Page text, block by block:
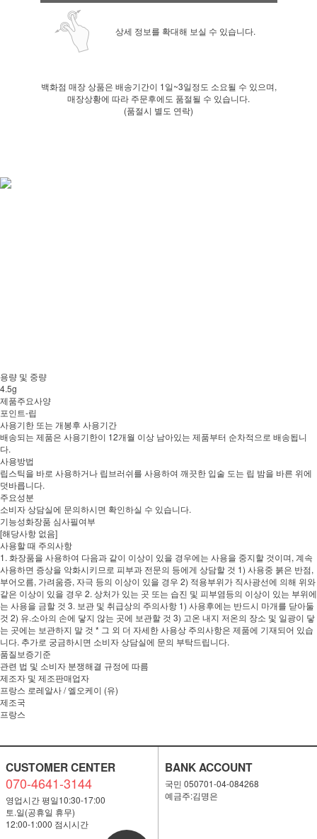
상세 정보를 확대해 보실 수 있습니다.
백화점 매장 상품은 배송기간이 1일~3일정도 소요될 수 있으며,
매장상황에 따라 주문후에도 품절될 수 있습니다.
(품절시 별도 연락)
용량 및 중량
4.5g
제품주요사양
포인트-립
사용기한 또는 개봉후 사용기간
배송되는 제품은 사용기한이 12개월 이상 남아있는 제품부터 순차적으로 배송됩니
다.
사용방법
립스틱을 바로 사용하거나 립브러쉬를 사용하여 깨끗한 입술 도는 립 밤을 바른 위에
덧바릅니다.
주요성분
소비자 상담실에 문의하시면 확인하실 수 있습니다.
기능성화장품 심사필여부
[해당사항 없음]
사용할 때 주의사항
1. 화장품을 사용하여 다음과 같이 이상이 있을 경우에는 사용을 중지할 것이며, 계속
사용하면 증상을 악화시키므로 피부과 전문의 등에게 상담할 것 1) 사용중 붉은 반점,
부어오름, 가려움증, 자극 등의 이상이 있을 경우 2) 적용부위가 직사광선에 의해 위와
같은 이상이 있을 경우 2. 상처가 있는 곳 또는 습진 및 피부염등의 이상이 있는 부위에
는 사용을 금할 것 3. 보관 및 취급상의 주의사항 1) 사용후에는 반드시 마개를 닫아둘
것 2) 유.소아의 손에 닿지 않는 곳에 보관할 것 3) 고온 내지 저온의 장소 및 일광이 닿
는 곳에는 보관하지 말 것 * 그 외 더 자세한 사용상 주의사항은 제품에 기재되어 있습
니다. 추가로 궁금하시면 소비자 상담실에 문의 부탁드립니다.
품질보증기준
관련 법 및 소비자 분쟁해결 규정에 따름
제조자 및 제조판매업자
프랑스 로레알사 / 엘오케이 (유)
제조국
프랑스
CUSTOMER CENTER
070-4641-3144
영업시간 평일10:30-17:00
토.일(공휴일 휴무)
12:00-1:000 점시시간
BANK ACCOUNT
국민 050701-04-084268
예금주:김명은